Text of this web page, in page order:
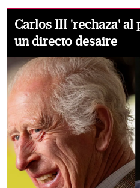
Carlos III 'rechaza'
un directo desaire